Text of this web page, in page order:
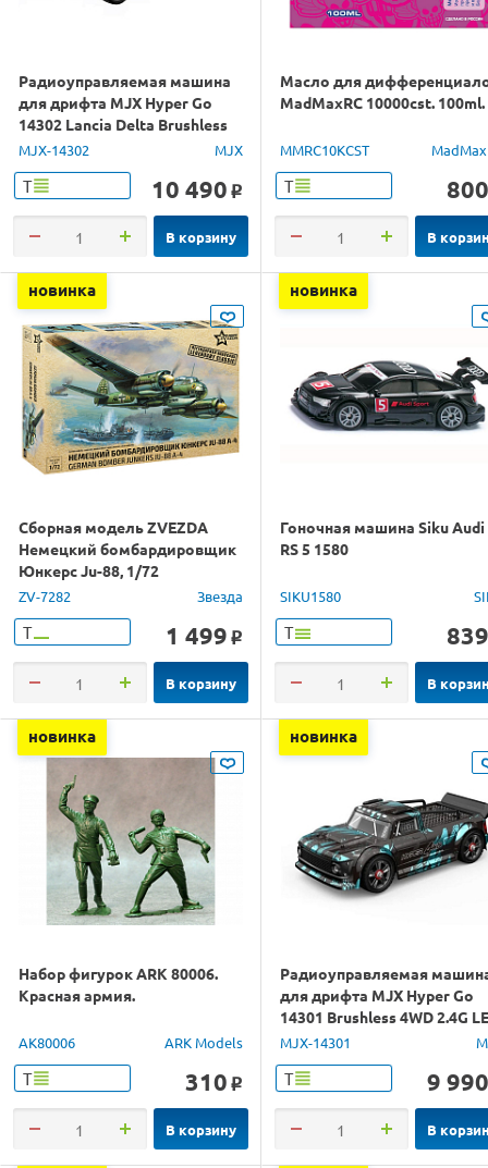
Радиоуправляемая машина
для дрифта MJX Hyper Go
14302 Lancia Delta Brushless
4WD 2.4G LED 1/14 RTR
MJX-14302 MJX
Т 10 490 o
В корзину
Масло для
MadMaxRC 10000cst. 100ml.
MMRC10KCST
Т 800
В
новинка
Сборная модель ZVEZDA
Немецкий бомбардировщик
Юнкерс Ju-88, 1/72
ZV-7282 Звезда
Т 1 499 o
В корзину
новинка
Гоночная машина Siku Audi
RS 5 1580
SIKU1580
Т 839
В
новинка
Набор фигурок ARK 80006.
Красная армия.
AK80006 ARK Models
Т 310 o
В корзину
новинка
Радиоуправляемая
для дрифта MJX Hyper Go
14301 Brushless 4WD 2.4G
1/14 RTR
MJX-14301
Т 9 990
В